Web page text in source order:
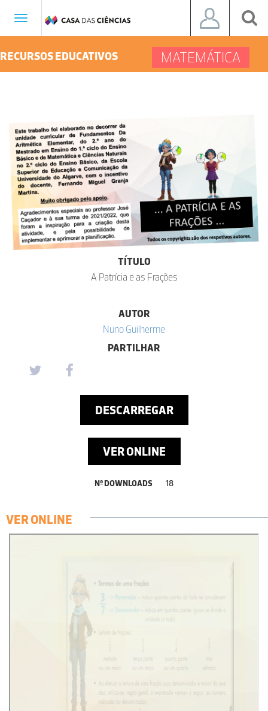
Toggle
RECURSOS EDUCATIVOS MATEMÁTICA
TÍTULO
A Patrícia e as Frações
AUTOR
Nuno Guilherme
PARTILHAR
DESCARREGAR
VER ONLINE
Nº DOWNLOADS 18
VER ONLINE